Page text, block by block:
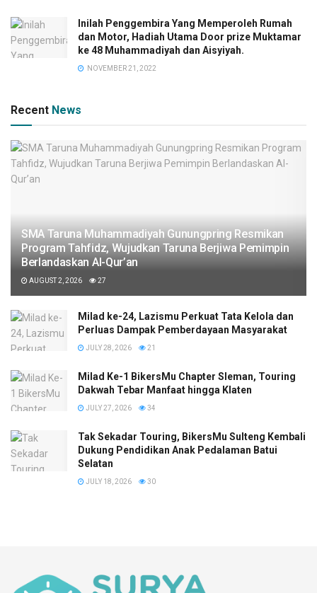
Inilah Penggembira Yang Memperoleh Rumah
dan Motor, Hadiah Utama Door prize Muktamar
ke 48 Muhammadiyah dan Aisyiyah.
NOVEMBER 21, 2022
Recent News
SMA Taruna Muhammadiyah Gunungpring Resmikan
Program Tahfidz, Wujudkan Taruna Berjiwa Pemimpin
Berlandaskan Al-Qur’an
AUGUST 2, 2026 27
Milad ke-24, Lazismu Perkuat Tata Kelola dan
Perluas Dampak Pemberdayaan Masyarakat
JULY 28, 2026 21
Milad Ke-1 BikersMu Chapter Sleman, Touring
Dakwah Tebar Manfaat hingga Klaten
JULY 27, 2026 34
Tak Sekadar Touring, BikersMu Sulteng Kembali
Dukung Pendidikan Anak Pedalaman Batui
Selatan
JULY 18, 2026 30